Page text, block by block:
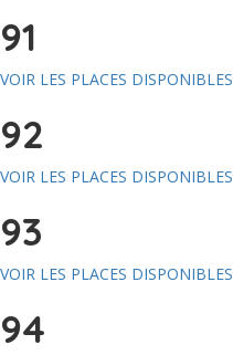
91
VOIR LES PLACES DISPONIBLES
92
VOIR LES PLACES DISPONIBLES
93
VOIR LES PLACES DISPONIBLES
94